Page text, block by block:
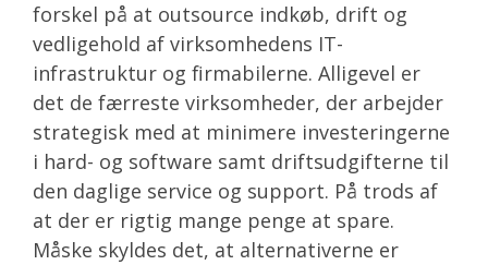
forskel på at outsource indkøb, drift og
vedligehold af virksomhedens IT-
infrastruktur og firmabilerne. Alligevel er
det de færreste virksomheder, der arbejder
strategisk med at minimere investeringerne
i hard- og software samt driftsudgifterne til
den daglige service og support. På trods af
at der er rigtig mange penge at spare.
Måske skyldes det, at alternativerne er